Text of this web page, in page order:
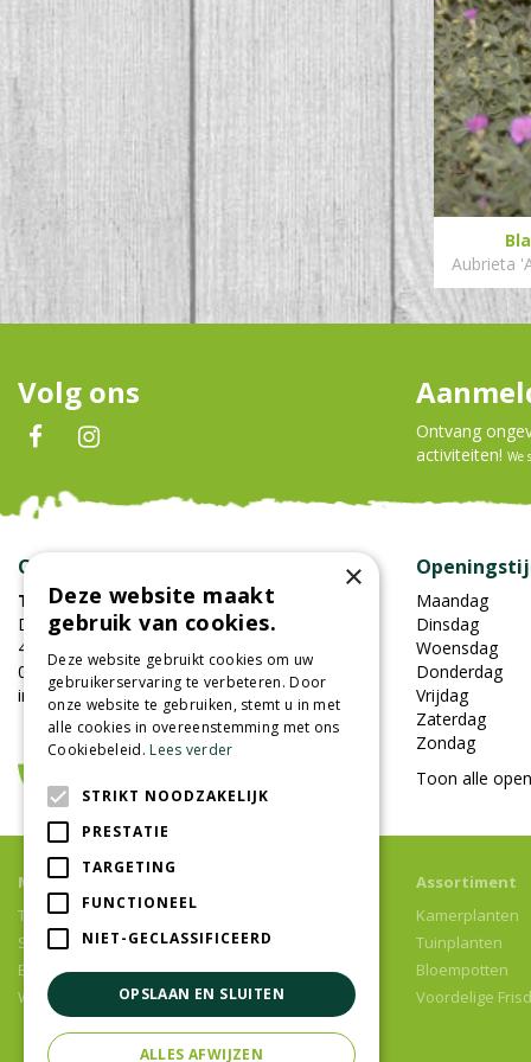
Aubrieta
Ontvang
activiteiten! We
Volg ons
Contact
Tuincentrum Oosterhout
Damweg 7
4905BS Oosterhout
0162-451852
info@tuincentrumoosterhout.nl
Maandag
Dinsdag
Woensdag
Donderdag
Vrijdag
Zaterdag
Zondag
Toon alle
Meer informatie
Tuincentrum
Speelparadijs
Bloemenwinkel
Woonwinkel
Assortiment
Kamerplanten
Tuinplanten
Bloempotten
Voordelige
×
Deze website maakt
gebruik van cookies.
Deze website gebruikt cookies om uw
gebruikerservaring te verbeteren. Door
onze website te gebruiken, stemt u in met
alle cookies in overeenstemming met ons
Cookiebeleid.Lees verder
STRIKT NOODZAKELIJK
PRESTATIE
TARGETING
FUNCTIONEEL
NIET-GECLASSIFICEERD
OPSLAAN EN SLUITEN
ALLES AFWIJZEN